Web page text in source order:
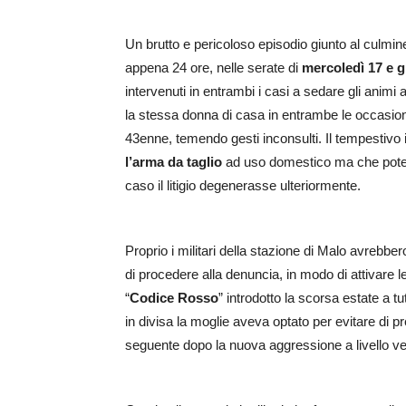
Un brutto e pericoloso episodio giunto al
appena 24 ore, nelle serate di mercoledì 17 e
intervenuti in entrambi i casi a sedare gli animi
la stessa donna di casa in entrambe le
43enne, temendo gesti inconsulti. Il
l’arma da taglio ad uso domestico ma che
caso il litigio degenerasse ulteriormente.
Proprio i militari della stazione di Malo
di procedere alla denuncia, in modo di attivare
“Codice Rosso” introdotto la scorsa estate a
in divisa la moglie aveva optato per evitare di
seguente dopo la nuova aggressione a livello